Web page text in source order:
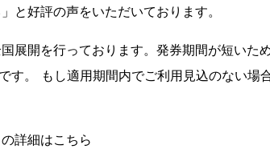
と好評の声をいただいております。
展開を行っております。発券期間が短いた
す。 もし適用期間内でご利用見込のない場
詳細はこちら